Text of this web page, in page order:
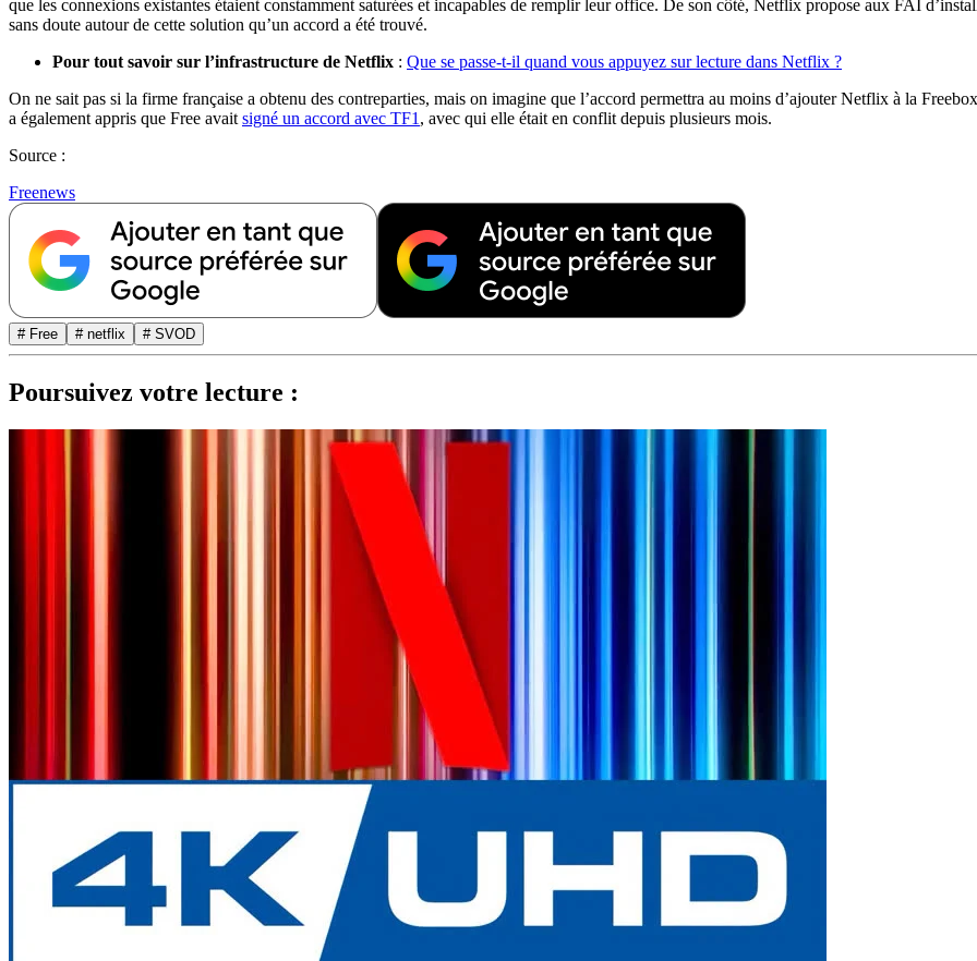
que les connexions existantes étaient constamment saturées et incapables de remplir leur office. De son côté, Netflix propose aux FAI
sans doute autour de cette solution qu’un accord a été trouvé.
Pour tout savoir sur l’infrastructure de Netflix : Que se passe-t-il quand vous appuyez sur lecture dans Netflix ?
On ne sait pas si la firme française a obtenu des contreparties, mais on imagine que l’accord permettra au moins d’ajouter Netflix à la
a également appris que Free avait signé un accord avec TF1 , avec qui elle était en conflit depuis plusieurs mois.
Source :
Freenews
# Free # netflix # SVOD
Poursuivez votre lecture :